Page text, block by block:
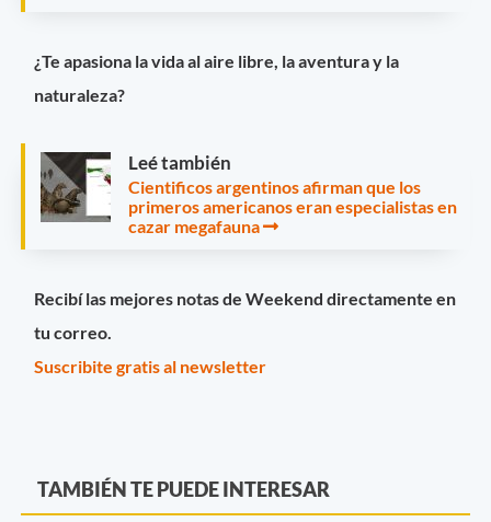
¿Te apasiona la vida al aire libre, la aventura y la
naturaleza?
Leé también
Cientificos argentinos afirman que los
primeros americanos eran especialistas en
cazar megafauna
Recibí las mejores notas de Weekend directamente en
tu correo.
Suscribite gratis al newsletter
TAMBIÉN TE PUEDE INTERESAR